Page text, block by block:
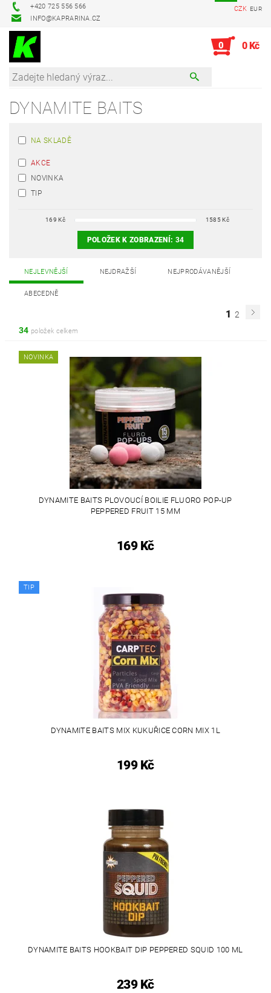
+420 725 556 566
INFO@KAPRARINA.CZ
CZK EUR
0 0 Kč
DYNAMITE BAITS
NA SKLADĚ
AKCE
NOVINKA
TIP
169 Kč 1585Kč
POLOŽEK K ZOBRAZENÍ: 34
NEJLEVNĚJŠÍ NEJDRAŽŠÍ NEJPRODÁVANĚJŠÍ
ABECEDNĚ
1 2
34 položek celkem
NOVINKA
DYNAMITE BAITS PLOVOUCÍ BOILIE FLUORO POP-UP
PEPPERED FRUIT 15 MM
169 Kč
TIP
DYNAMITE BAITS MIX KUKUŘICE CORN MIX 1L
199 Kč
DYNAMITE BAITS HOOKBAIT DIP PEPPERED SQUID 100 ML
239 Kč